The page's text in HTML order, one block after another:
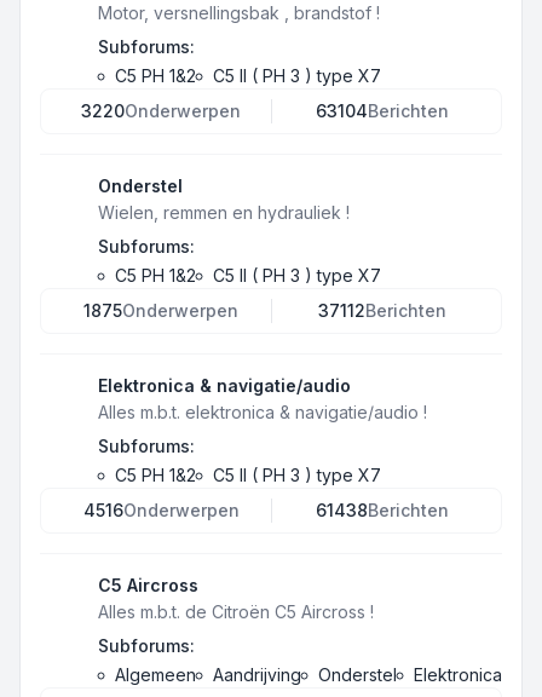
Motor, versnellingsbak , brandstof !
Subforums:
C5 PH 1&2
C5 II ( PH 3 ) type X7
3220Onderwerpen 63104Berichten
Onderstel
Wielen, remmen en hydrauliek !
Subforums:
C5 PH 1&2
C5 II ( PH 3 ) type X7
1875Onderwerpen 37112Berichten
Elektronica & navigatie/audio
Alles m.b.t. elektronica & navigatie/audio !
Subforums:
C5 PH 1&2
C5 II ( PH 3 ) type X7
4516Onderwerpen 61438Berichten
C5 Aircross
Alles m.b.t. de Citroën C5 Aircross !
Subforums:
Algemeen
Aandrijving Onderstel
Elektronica